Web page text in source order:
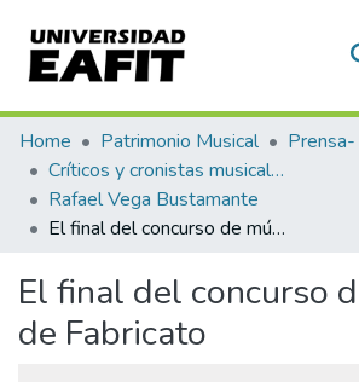
Communities & Collections
All of DSpace
Statistics
Home Patrimonio Musical
Críticos y cronistas musicales
Rafael Vega Bustamante
El final del concurso de música de Fabricato
El final del concurso
de Fabricato